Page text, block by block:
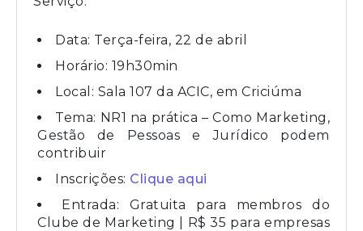
Data: Terça-feira, 22 de abril
Horário: 19h30min
Local: Sala 107 da ACIC, em Criciúma
Tema: NR1 na prática – Como Marketing,
Gestão de Pessoas e Jurídico podem
contribuir
Inscrições: Clique aqui
Entrada: Gratuita para membros do
Clube de Marketing | R$ 35 para empresas